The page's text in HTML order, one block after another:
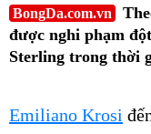
BongDa.com.vn
được nghi phạm
Sterling trong thời
Emiliano Krosi